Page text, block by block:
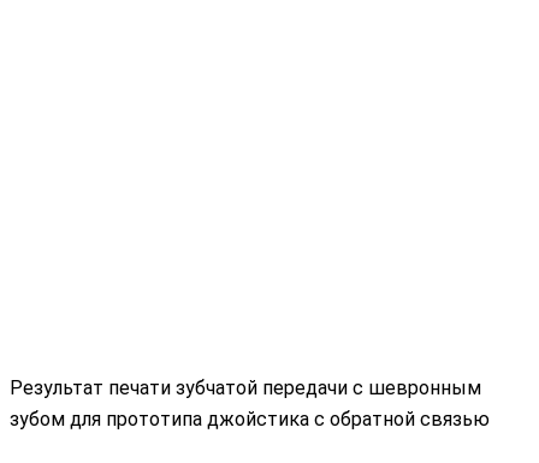
Результат печати зубчатой передачи с шевронным
зубом для прототипа джойстика с обратной связью